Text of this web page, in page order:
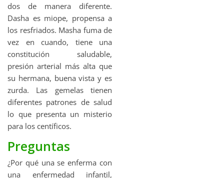
dos de manera diferente.
Dasha es miope, propensa a
los resfriados. Masha fuma de
vez en cuando, tiene una
constitución saludable,
presión arterial más alta que
su hermana, buena vista y es
zurda. Las gemelas tienen
diferentes patrones de salud
lo que presenta un misterio
para los centíficos.
Preguntas
¿Por qué una se enferma con
una enfermedad infantil,